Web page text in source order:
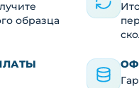
образца